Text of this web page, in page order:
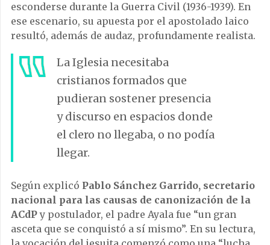
esconderse durante la Guerra Civil (1936-1939). En
ese escenario, su apuesta por el apostolado laico
resultó, además de audaz, profundamente realista.
La Iglesia necesitaba
cristianos formados que
pudieran sostener presencia
y discurso en espacios donde
el clero no llegaba, o no podía
llegar.
Según explicó Pablo Sánchez Garrido, secretario
nacional para las causas de canonización de la
ACdPy postulador, el padre Ayala fue “un gran
asceta que se conquistó a sí mismo”. En su lectura,